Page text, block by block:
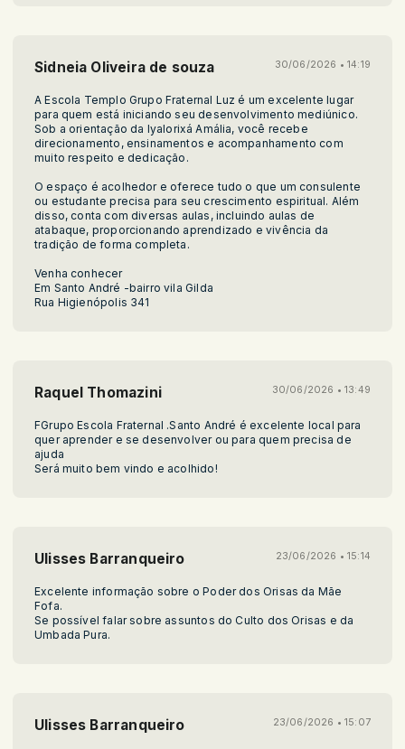
Sidneia Oliveira de souza 30/06/2026 • 14:19
A Escola Templo Grupo Fraternal Luz é um excelente lugar
para quem está iniciando seu desenvolvimento mediúnico.
Sob a orientação da Iyalorixá Amália, você recebe
direcionamento, ensinamentos e acompanhamento com
muito respeito e dedicação.
O espaço é acolhedor e oferece tudo o que um consulente
ou estudante precisa para seu crescimento espiritual. Além
disso, conta com diversas aulas, incluindo aulas de
atabaque, proporcionando aprendizado e vivência da
tradição de forma completa.
Venha conhecer
Em Santo André -bairro vila Gilda
Rua Higienópolis 341
Raquel Thomazini 30/06/2026 • 13:49
FGrupo Escola Fraternal .Santo André é excelente local para
quer aprender e se desenvolver ou para quem precisa de
ajuda
Será muito bem vindo e acolhido!
Ulisses Barranqueiro 23/06/2026 • 15:14
Excelente informação sobre o Poder dos Orisas da Mãe
Fofa.
Se possível falar sobre assuntos do Culto dos Orisas e da
Umbada Pura.
Ulisses Barranqueiro 23/06/2026 • 15:07